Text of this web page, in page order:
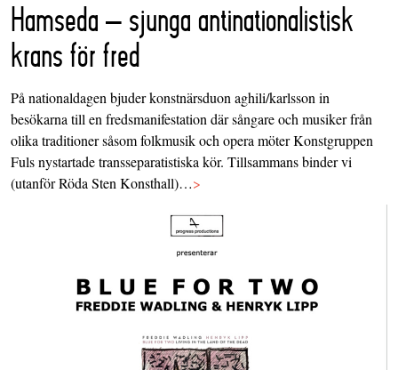
Hamseda – sjunga antinationalistisk
krans för fred
På nationaldagen bjuder konstnärsduon aghili/karlsson in
besökarna till en fredsmanifestation där sångare och musiker från
olika traditioner såsom folkmusik och opera möter Konstgruppen
Fuls nystartade transseparatistiska kör. Tillsammans binder vi
(utanför Röda Sten Konsthall)…>